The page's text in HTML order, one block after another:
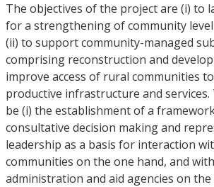
The objectives of the project are (i) to
for a strengthening of community
(ii) to support community-managed
comprising reconstruction and
improve access of rural communities
productive infrastructure and services.
be (i) the establishment of a
consultative decision making and
leadership as a basis for interaction
communities on the one hand, and
administration and aid agencies on